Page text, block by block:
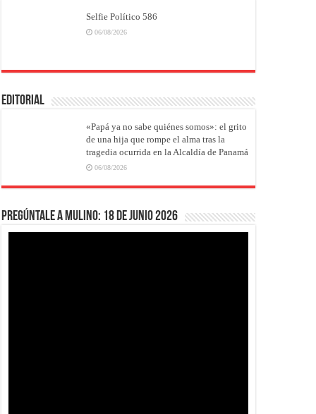
Selfie Político 586
06/08/2026
EDITORIAL
«Papá ya no sabe quiénes somos»: el grito
de una hija que rompe el alma tras la
tragedia ocurrida en la Alcaldía de Panamá
06/08/2026
Pregúntale a Mulino: 18 de junio 2026